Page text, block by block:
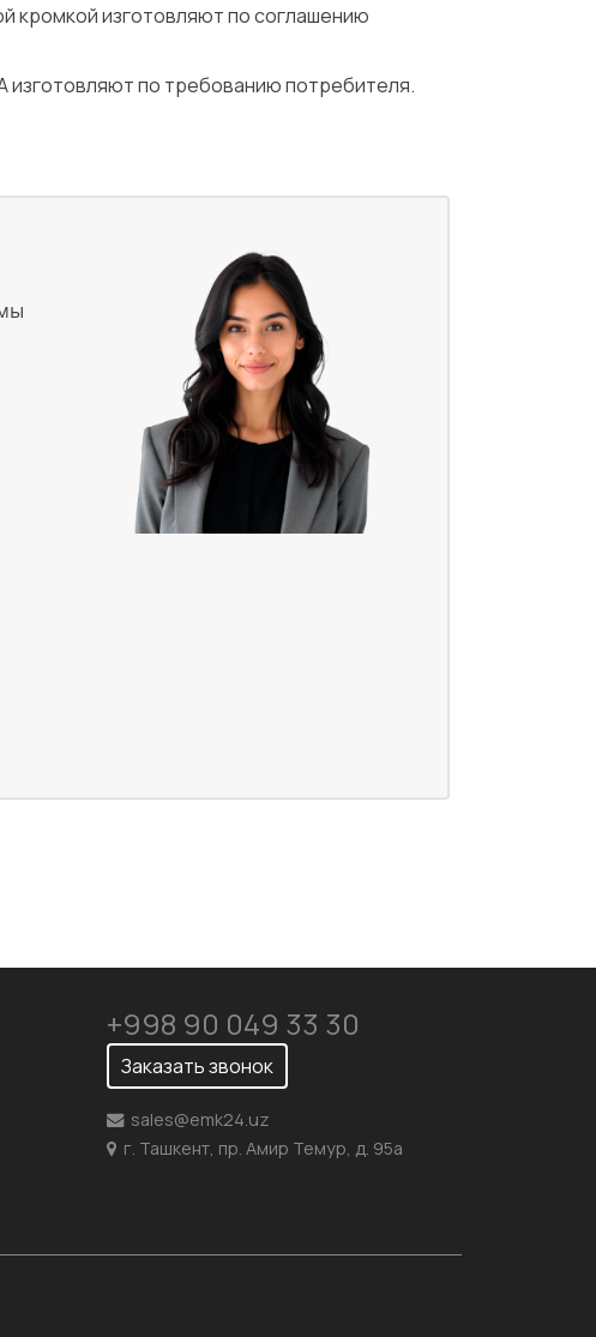
кромкой изготовляют по соглашению
изготовляют по требованию потребителя.
+998 90 049 33 30
Заказать звонок
sales@emk24.uz
г. Ташкент, пр. Амир Темур, д. 95а